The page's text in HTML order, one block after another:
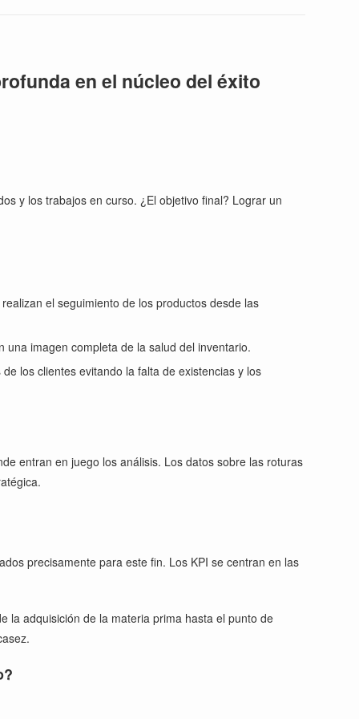
en el núcleo del éxito
y los trabajos en curso. ¿El objetivo final? Lograr un
el seguimiento de los productos desde las
imagen completa de la salud del inventario.
los clientes evitando la falta de existencias y los
entran en juego los análisis. Los datos sobre las roturas
precisamente para este fin. Los KPI se centran en las
la adquisición de la materia prima hasta el punto de